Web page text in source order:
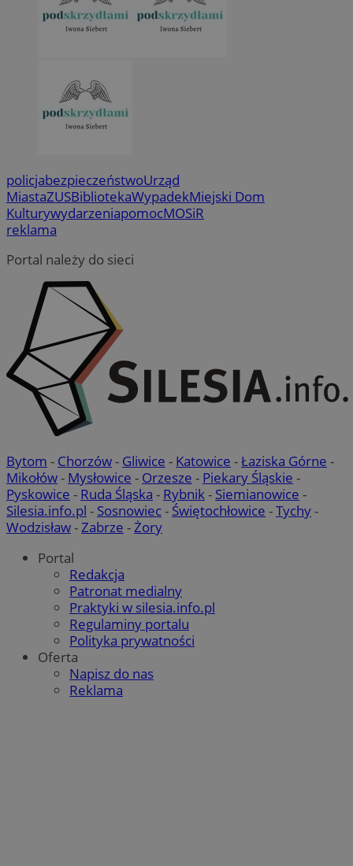
policjabezpieczeństwoUrząd
MiastaZUSBibliotekaWypadekMiejski Dom
KulturywydarzeniapomocMOSiR
reklama
Portal należy do sieci
Bytom - Chorzów- Gliwice - Katowice -Łaziska Górne -
Mikołów- Mysłowice - Orzesze - Piekary Śląskie -
Pyskowice - Ruda Śląska - Rybnik- Siemianowice -
Silesia.info.pl - Sosnowiec- Świętochłowice -Tychy-
Wodzisław-Zabrze -Żory
Portal
Redakcja
Patronat medialny
Praktyki w silesia.info.pl
Regulaminy portalu
Polityka prywatności
Oferta
Napisz do nas
Reklama